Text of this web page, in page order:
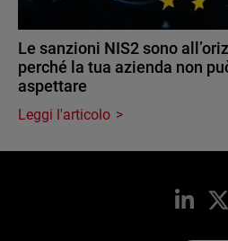
Le sanzioni NIS2 sono
perché la tua azienda non
aspettare
Leggi l'articolo